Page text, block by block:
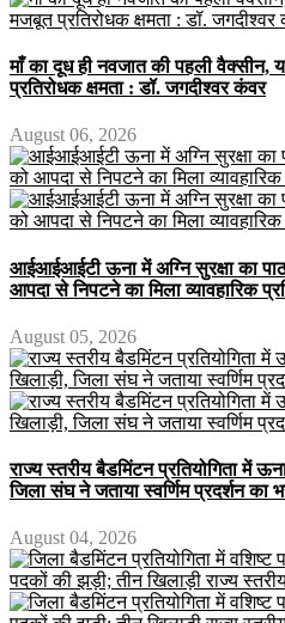
माँ का दूध ही नवजात की पहली वैक्सीन,
प्रतिरोधक क्षमता : डॉ. जगदीश्वर कंवर
August 06, 2026
आईआईआईटी ऊना में अग्नि सुरक्षा का
आपदा से निपटने का मिला व्यावहारिक
August 05, 2026
राज्य स्तरीय बैडमिंटन प्रतियोगिता में
जिला संघ ने जताया स्वर्णिम प्रदर्शन का
August 04, 2026